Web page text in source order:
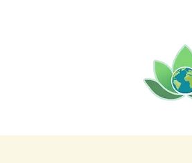
CENTRUM
PACHA
MAMA